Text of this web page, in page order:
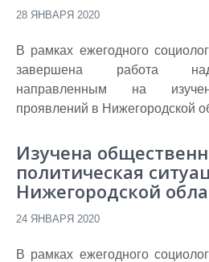
28 ЯНВАРЯ 2020
В рамках ежегодного
завершена работа
направленным на
проявлений в Нижегородской
Изучена
политическая
Нижегородской
24 ЯНВАРЯ 2020
В рамках ежегодного